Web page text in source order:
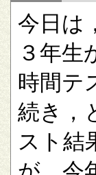
今日は
３年生
時間テ
続き，
スト結